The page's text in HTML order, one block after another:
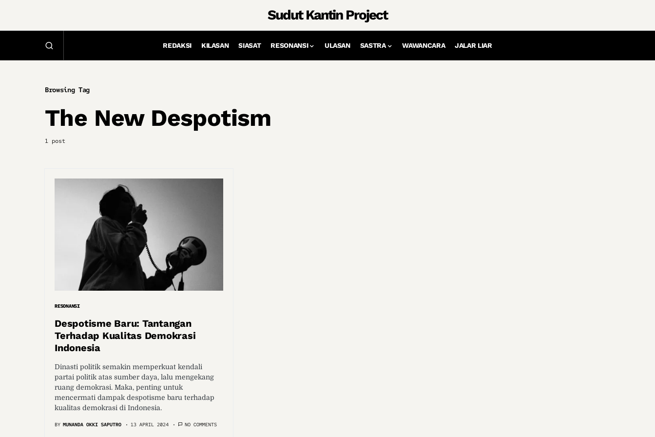
Sudut Kantin Project
REDAKSI KILASAN SIASAT RESONANSI ULASAN SASTRA WAWANCARA JALAR LIAR
Browsing Tag
The New Despotism
1 post
RESONANSI
Despotisme Baru: Tantangan
Terhadap Kualitas Demokrasi
Indonesia
Dinasti politik semakin memperkuat kendali
partai politik atas sumber daya, lalu mengekang
ruang demokrasi. Maka, penting untuk
mencermati dampak despotisme baru terhadap
kualitas demokrasi di Indonesia.
BY MUNANDA OKKI SAPUTRO 13 APRIL 2024 NO COMMENTS